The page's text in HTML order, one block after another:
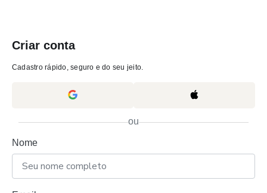
Criar conta
Cadastro rápido, seguro e do seu jeito.
ou
Nome